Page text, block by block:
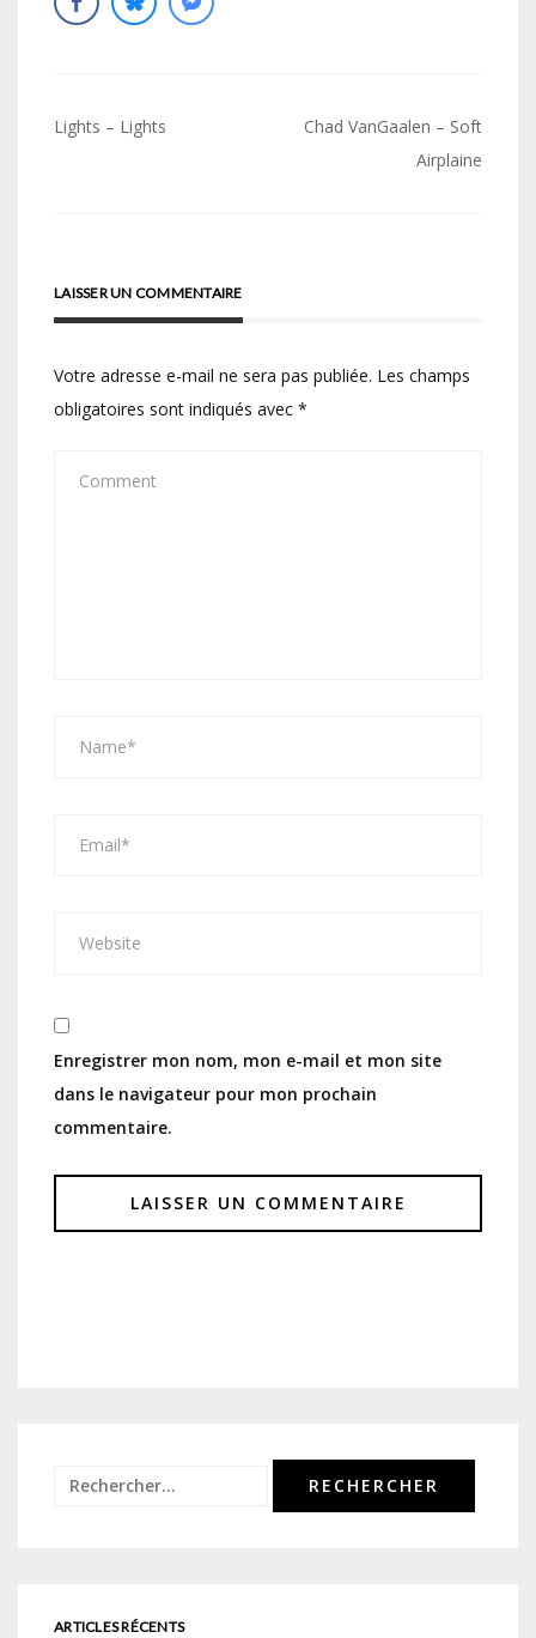
Navigation
Lights – Lights
Chad VanGaalen – Soft
Airplaine
LAISSER UN COMMENTAIRE
Votre adresse e-mail ne sera pas publiée. Les champs
obligatoires sont indiqués avec *
Enregistrer mon nom, mon e-mail et mon site
dans le navigateur pour mon prochain
commentaire.
Rechercher :
ARTICLES RÉCENTS